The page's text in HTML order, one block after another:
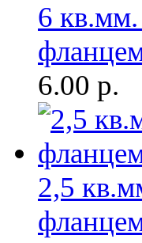
6
6.00 р.
2,5